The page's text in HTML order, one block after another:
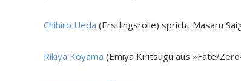
Chihiro Ueda (Erstlingsrolle) spricht Masaru
Rikiya Koyama (Emiya Kiritsugu aus »Fate/